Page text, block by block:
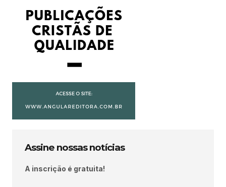
Assine nossas notícias
A inscrição é gratuita!